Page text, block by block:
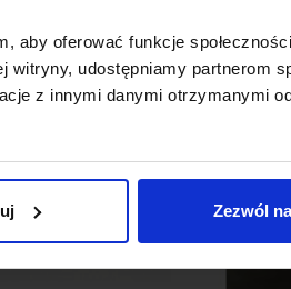
aby oferować funkcje
udostępniamy partnerom
z innymi danymi otrzymanymi
Zezwól